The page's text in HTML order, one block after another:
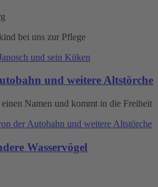
bei uns zur Pflege
und sein Küken
und weitere Altstörche
Namen und kommt in die Freiheit
der Autobahn und weitere Altstörche
Wasservögel